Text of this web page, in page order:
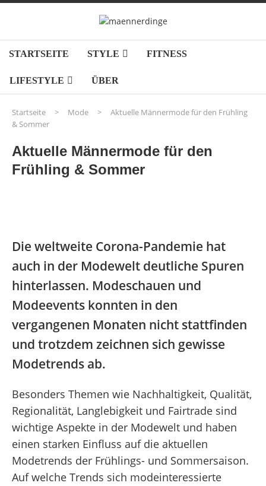
STARTSEITE STYLE FITNESS
LIFESTYLE ÜBER
Startseite > Mode >
Aktuelle Männermode für den Frühling
& Sommer
Aktuelle Männermode für den
Frühling & Sommer
Die weltweite Corona-Pandemie hat
auch in der Modewelt deutliche Spuren
hinterlassen. Modeschauen und
Modeevents konnten in den
vergangenen Monaten nicht stattfinden
und trotzdem zeichnen sich gewisse
Modetrends ab.
Besonders Themen wie Nachhaltigkeit, Qualität,
Regionalität, Langlebigkeit und Fairtrade sind
wichtige Aspekte in der Modewelt und haben
einen starken Einfluss auf die aktuellen
Modetrends der Frühlings- und Sommersaison.
Auf welche Trends sich modeinteressierte